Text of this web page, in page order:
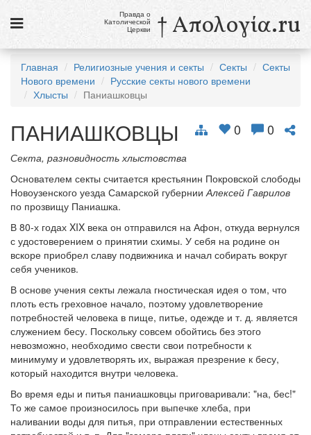
Новости
Галерея
Ссылки
Религиозные учения и секты, справочник
7 августа
Свв. Сикст II, папа, и сподвижники его, мученики
Св. Каэтан, священник
см. календарь
Обратная связь
mail@apologia.ru
Отправить сообщение
Вход
Правда о
Католической
Церкви † Απολογία.ru
Главная Религиозные учения и секты Секты
Секты
Нового времени
Русские секты нового времени
Хлысты
Паниашковцы
0 0
ПАНИАШКОВЦЫ
Секта, разновидность хлыстовства
Основателем секты считается крестьянин Покровской слободы
Новоузенского уезда Самарской губернииАлексей Гаврилов
по прозвищу Паниашка.
В 80-х годах XIX века он отправился на Афон, откуда вернулся
с удостоверением о принятии схимы. У себя на родине он
вскоре приобрел славу подвижника и начал собирать вокруг
себя учеников.
В основе учения секты лежала гностическая идея о том, что
плоть есть греховное начало, поэтому удовлетворение
потребностей человека в пище, питье, одежде и т. д. является
служением бесу. Поскольку совсем обойтись без этого
невозможно, необходимо свести свои потребности к
минимуму и удовлетворять их, выражая презрение к бесу,
который находится внутри человека.
Во время еды и питья паниашковцы приговаривали: "на, бес!"
То же самое произносилось при выпечке хлеба, при
наливании воды для питья, при отправлении естественных